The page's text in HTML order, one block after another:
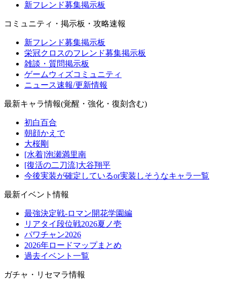
新フレンド募集掲示板
コミュニティ・掲示板・攻略速報
新フレンド募集掲示板
栄冠クロスのフレンド募集掲示板
雑談・質問掲示板
ゲームウィズコミュニティ
ニュース速報/更新情報
最新キャラ情報(覚醒・強化・復刻含む)
初白百合
朝顔かえで
大桜剛
[水着]泡瀬満里南
[復活の二刀流]大谷翔平
今後実装が確定しているor実装しそうなキャラ一覧
最新イベント情報
最強決定戦-ロマン開花学園編
リアタイ段位戦2026夏ノ壱
パワチャン2026
2026年ロードマップまとめ
過去イベント一覧
ガチャ・リセマラ情報